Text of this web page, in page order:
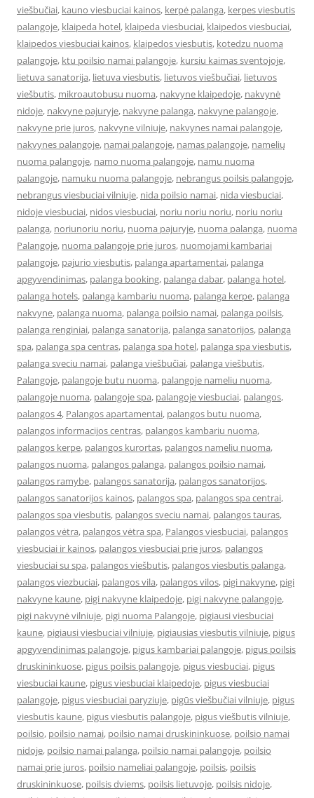
viešbučiai, kauno viesbuciai kainos, kerpė palanga, kerpes viesbutis
palangoje, klaipeda hotel, klaipeda viesbuciai, klaipedos viesbuciai,
klaipedos viesbuciai kainos, klaipedos viesbutis, kotedzu nuoma
palangoje, ktu poilsio namai palangoje, kursiu kaimas sventojoje,
lietuva sanatorija, lietuva viesbutis, lietuvos viešbučiai, lietuvos
viešbutis, mikroautobusu nuoma, nakvyne klaipedoje, nakvynė
nidoje, nakvyne pajuryje, nakvyne palanga, nakvyne palangoje,
nakvyne prie juros, nakvyne vilniuje, nakvynes namai palangoje,
nakvynes palangoje, namai palangoje, namas palangoje, namelių
nuoma palangoje, namo nuoma palangoje, namu nuoma
palangoje, namuku nuoma palangoje, nebrangus poilsis palangoje,
nebrangus viesbuciai vilniuje, nida poilsio namai, nida viesbuciai,
nidoje viesbuciai, nidos viesbuciai, noriu noriu noriu, noriu noriu
palanga, noriunoriu noriu, nuoma pajuryje, nuoma palanga, nuoma
Palangoje, nuoma palangoje prie juros, nuomojami kambariai
palangoje, pajurio viesbutis, palanga apartamentai, palanga
apgyvendinimas, palanga booking, palanga dabar, palanga hotel,
palanga hotels, palanga kambariu nuoma, palanga kerpe, palanga
nakvyne, palanga nuoma, palanga poilsio namai, palanga poilsis,
palanga renginiai, palanga sanatorija, palanga sanatorijos, palanga
spa, palanga spa centras, palanga spa hotel, palanga spa viesbutis,
palanga sveciu namai, palanga viešbučiai, palanga viešbutis,
Palangoje, palangoje butu nuoma, palangoje nameliu nuoma,
palangoje nuoma, palangoje spa, palangoje viesbuciai, palangos,
palangos 4, Palangos apartamentai, palangos butu nuoma,
palangos informacijos centras, palangos kambariu nuoma,
palangos kerpe, palangos kurortas, palangos nameliu nuoma,
palangos nuoma, palangos palanga, palangos poilsio namai,
palangos ramybe, palangos sanatorija, palangos sanatorijos,
palangos sanatorijos kainos, palangos spa, palangos spa centrai,
palangos spa viesbutis, palangos sveciu namai, palangos tauras,
palangos vėtra, palangos vėtra spa, Palangos viesbuciai, palangos
viesbuciai ir kainos, palangos viesbuciai prie juros, palangos
viesbuciai su spa, palangos viešbutis, palangos viesbutis palanga,
palangos viezbuciai, palangos vila, palangos vilos, pigi nakvyne, pigi
nakvyne kaune, pigi nakvyne klaipedoje, pigi nakvyne palangoje,
pigi nakvynė vilniuje, pigi nuoma Palangoje, pigiausi viesbuciai
kaune, pigiausi viesbuciai vilniuje, pigiausias viesbutis vilniuje, pigus
apgyvendinimas palangoje, pigus kambariai palangoje, pigus poilsis
druskininkuose, pigus poilsis palangoje, pigus viesbuciai, pigus
viesbuciai kaune, pigus viesbuciai klaipedoje, pigus viesbuciai
palangoje, pigus viesbuciai paryziuje, pigūs viešbučiai vilniuje, pigus
viesbutis kaune, pigus viesbutis palangoje, pigus viešbutis vilniuje,
poilsio, poilsio namai, poilsio namai druskininkuose, poilsio namai
nidoje, poilsio namai palanga, poilsio namai palangoje, poilsio
namai prie juros, poilsio nameliai palangoje, poilsis, poilsis
druskininkuose, poilsis dviems, poilsis lietuvoje, poilsis nidoje,